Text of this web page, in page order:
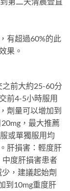
有超過60%的此
果。
前大約25-60分
前4-5小時服用
劑量可以增加到
，最大推薦
或單獨服用均
肝損害：輕度肝
度肝損害患者
，建議起始劑
到10mg重度肝